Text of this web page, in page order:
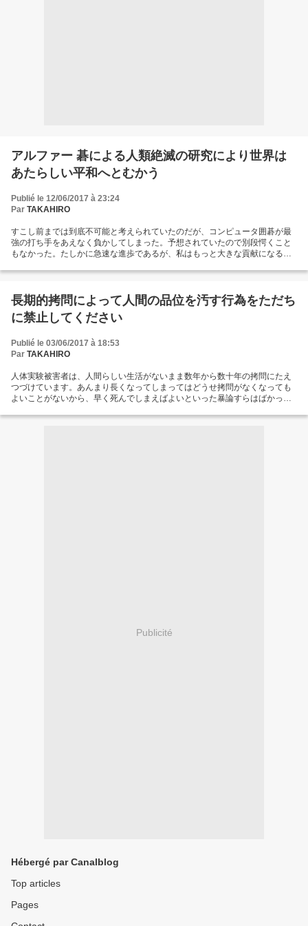
アルファー 碁による人類絶滅の研究により世界は
あたらしい平和へとむかう
Publié le 12/06/2017 à 23:24
Par TAKAHIRO
すこし前までは到底不可能と考えられていたのだが、コンピュータ囲碁が最
強の打ち手をあえなく負かしてしまった。予想されていたので別段愕くこと
もなかった。たしかに急速な進歩であるが、私はもっと大きな貢献になる方
くなるのではと。ただちに alpha 碁は人類絶滅のための研究を開始すべきで
で、より現実的な脅威をもたらすだろう。人類はきたるべき自走型 pc の襲来
に備えて、連携を強固にしなければならない。世界中から天才キッズが集め
られ安全システムを構築する。いちばん望ましいのは、もう人類が小馬鹿な
alpha...
長期的拷問によって人間の品位を汚す行為をただち
に禁止してください
Publié le 03/06/2017 à 18:53
Par TAKAHIRO
人体実験被害者は、人間らしい生活がないまま数年から数十年の拷問にたえ
つづけています。あんまり長くなってしまってはどうせ拷問がなくなっても
よいことがないから、早く死んでしまえばよいといった暴論すらはばかって
く死んでしまうのが得策というような、現在の世界状況を変えるには至って
Publicité
Hébergé par Canalblog
Top articles
Pages